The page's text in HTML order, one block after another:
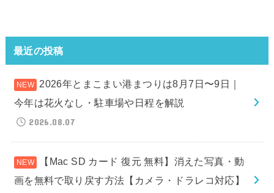
最近の投稿
2026年とまこまい港まつりは8月7日〜9日｜
今年は花火なし・駐車場や日程を解説
2026.08.07
【Mac SD カード 復元 無料】消えた写真・動
画を無料で取り戻す方法【カメラ・ドラレコ対応】